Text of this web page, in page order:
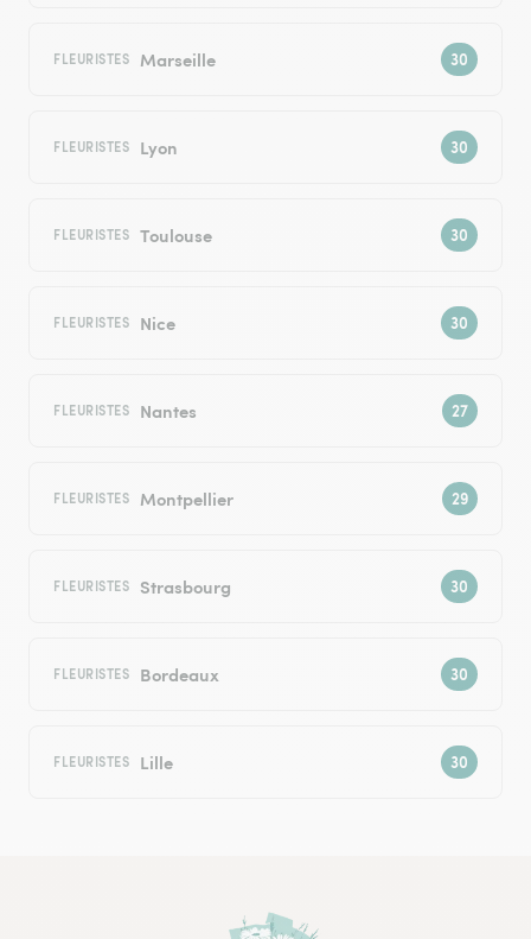
FLEURISTES Marseille
FLEURISTES Lyon
FLEURISTES Toulouse
FLEURISTES Nice
FLEURISTES Nantes
FLEURISTES Montpellier
FLEURISTES Strasbourg
FLEURISTES Bordeaux
FLEURISTES Lille